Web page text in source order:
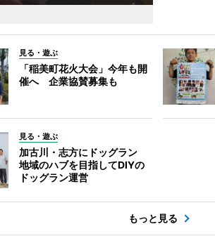
見る・遊ぶ
「稲美町花火大会」今年も開
催へ 企業協賛募集も
見る・遊ぶ
加古川・志方にドッグラン
地域のハブを目指してDIYの
ドッグラン運営
もっと見る